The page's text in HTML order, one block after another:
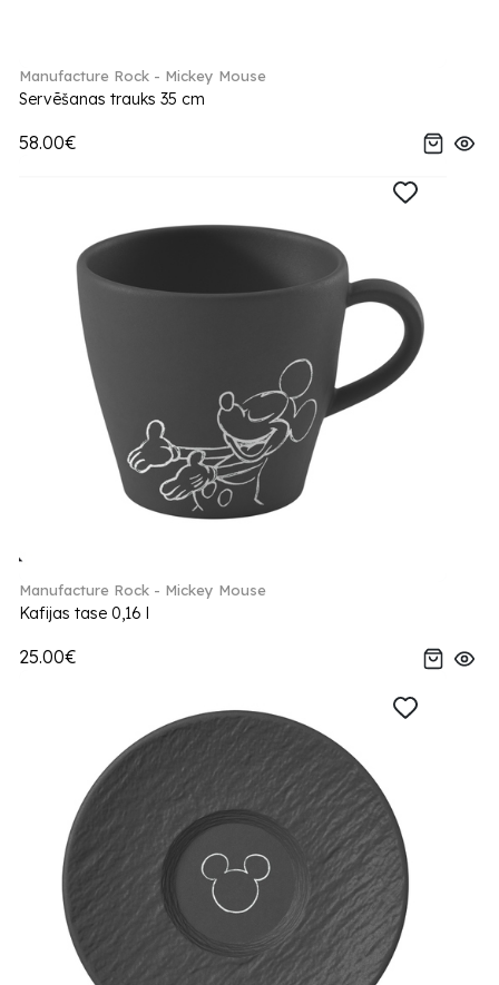
Manufacture Rock - Mickey Mouse
Servēšanas trauks 35 cm
58.00€
Manufacture Rock - Mickey Mouse
Kafijas tase 0,16 l
25.00€